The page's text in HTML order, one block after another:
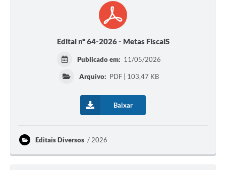
Edital nº 64-2026 - Metas FiscaiS
Publicado em: 11/05/2026
Arquivo: PDF | 103,47 KB
Baixar
Editais Diversos 2026